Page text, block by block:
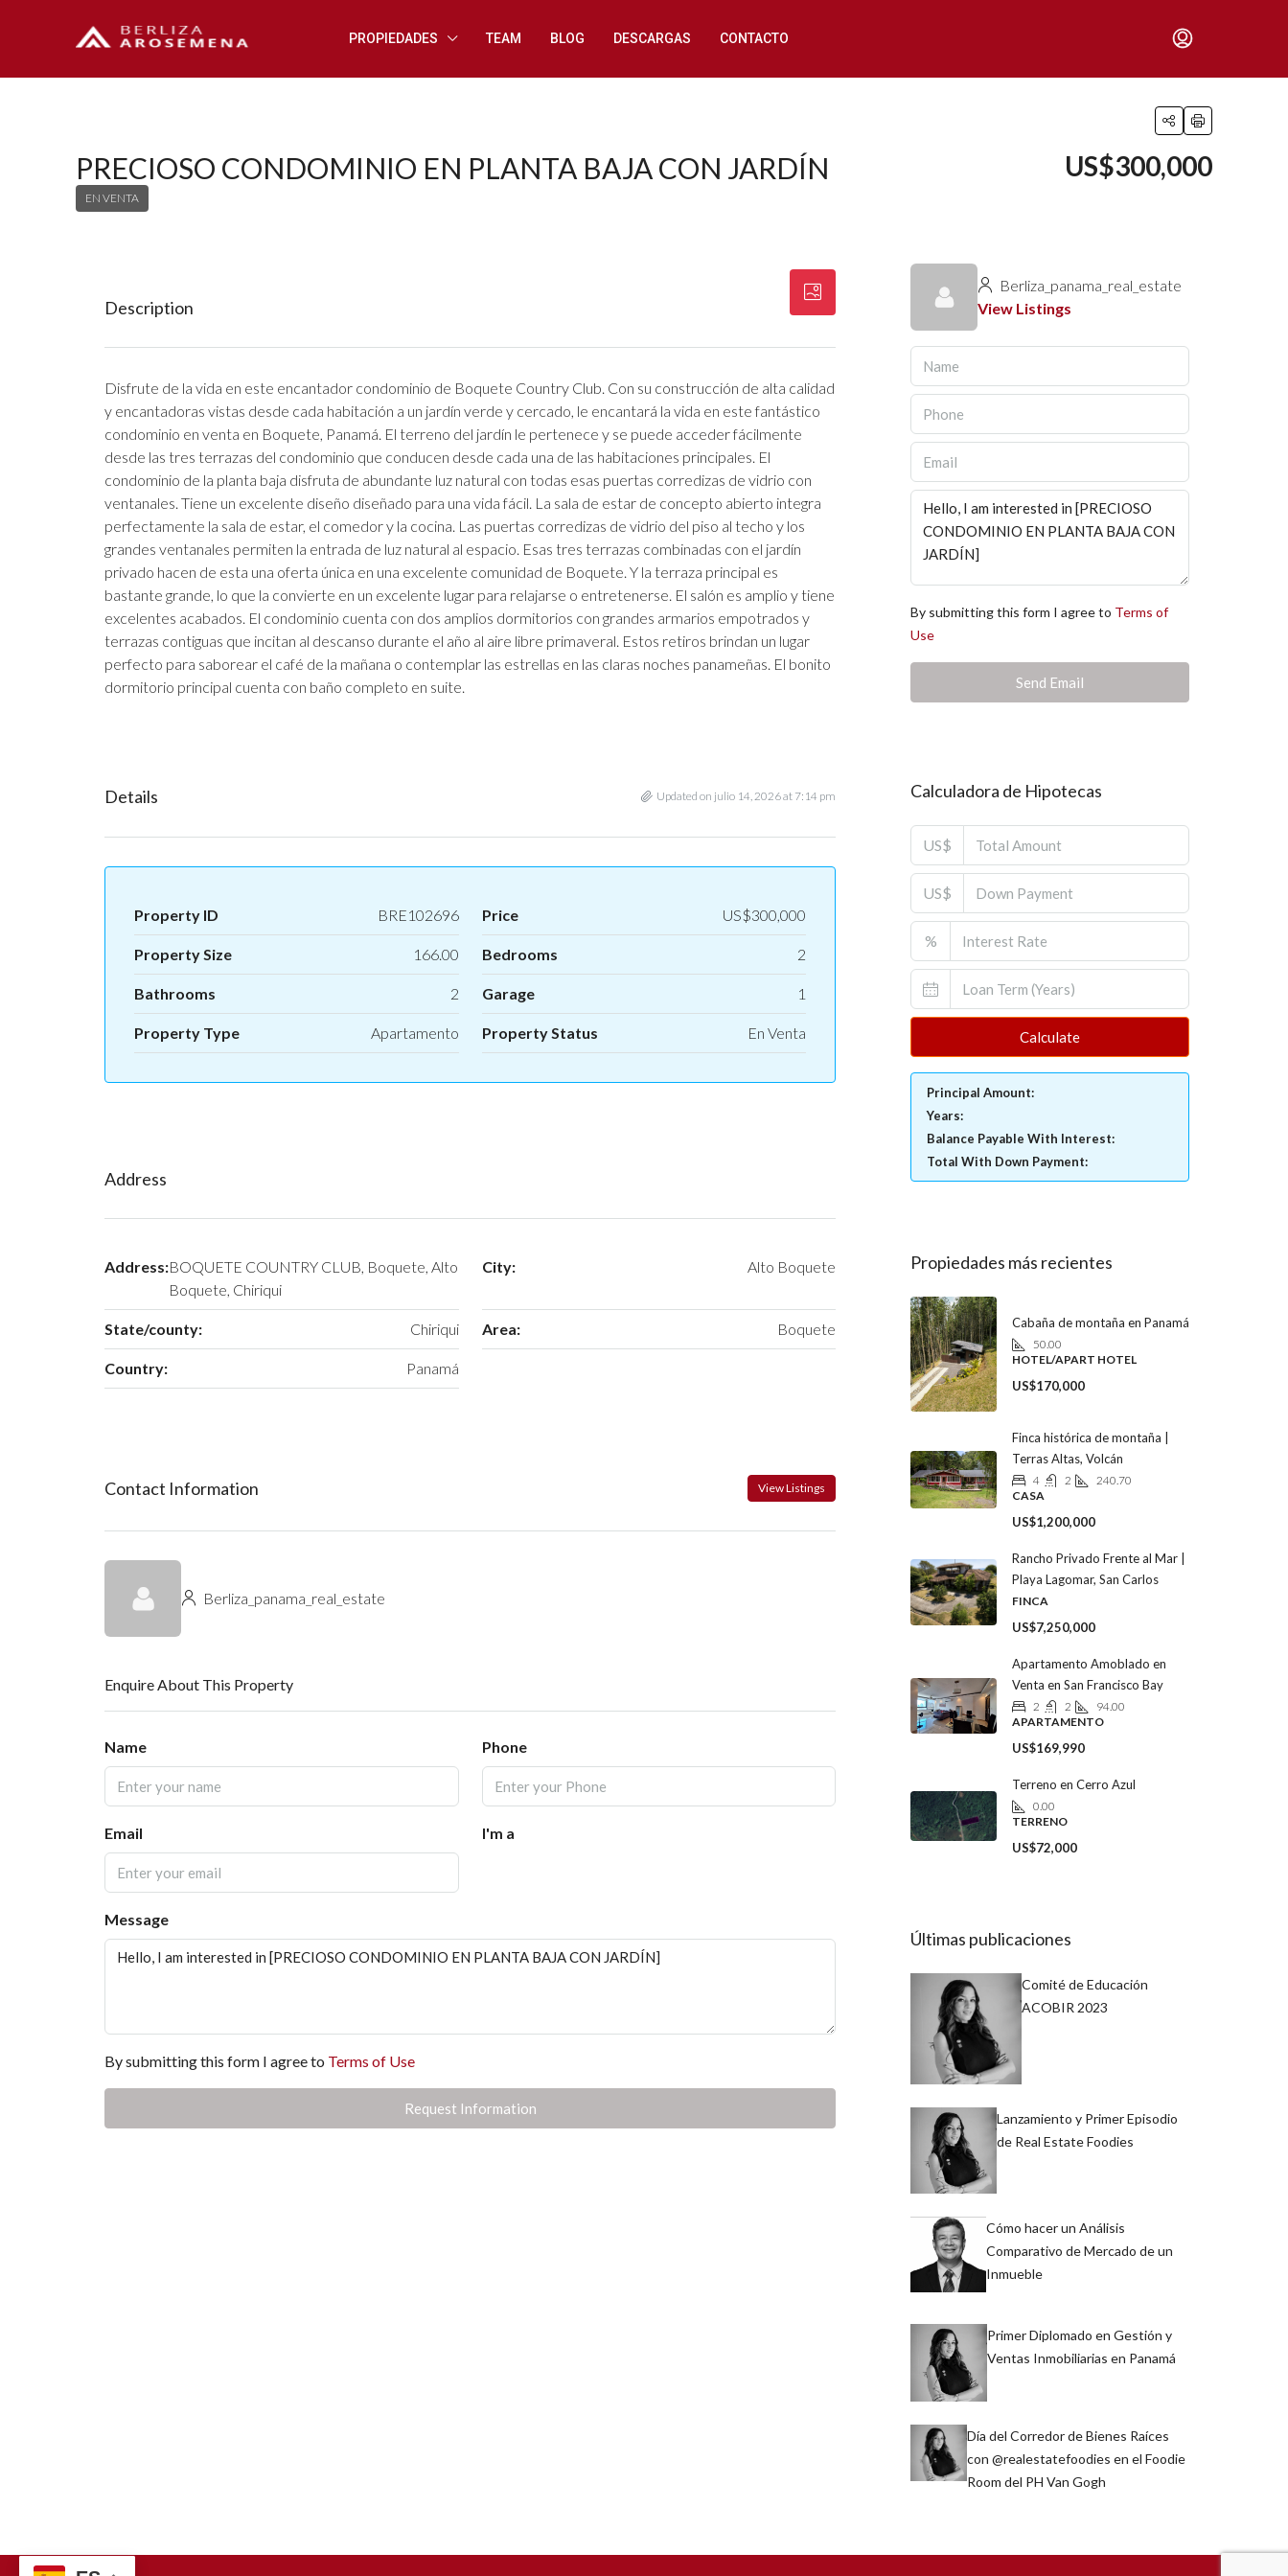
PROPIEDADES TEAM BLOG DESCARGAS CONTACTO
PRECIOSO CONDOMINIO EN PLANTA BAJA CON JARDÍN
EN VENTA
US$300,000
Description
Disfrute de la vida en este encantador condominio de Boquete Country Club. Con su construcción de alta calidad
y encantadoras vistas desde cada habitación a un jardín verde y cercado, le encantará la vida en este fantástico
condominio en venta en Boquete, Panamá. El terreno del jardín le pertenece y se puede acceder fácilmente
desde las tres terrazas del condominio que conducen desde cada una de las habitaciones principales. El
condominio de la planta baja disfruta de abundante luz natural con todas esas puertas corredizas de vidrio con
ventanales. Tiene un excelente diseño diseñado para una vida fácil. La sala de estar de concepto abierto integra
perfectamente la sala de estar, el comedor y la cocina. Las puertas corredizas de vidrio del piso al techo y los
grandes ventanales permiten la entrada de luz natural al espacio. Esas tres terrazas combinadas con el jardín
privado hacen de esta una oferta única en una excelente comunidad de Boquete. Y la terraza principal es
bastante grande, lo que la convierte en un excelente lugar para relajarse o entretenerse. El salón es amplio y tiene
excelentes acabados. El condominio cuenta con dos amplios dormitorios con grandes armarios empotrados y
terrazas contiguas que incitan al descanso durante el año al aire libre primaveral. Estos retiros brindan un lugar
perfecto para saborear el café de la mañana o contemplar las estrellas en las claras noches panameñas. El bonito
dormitorio principal cuenta con baño completo en suite.
Details Updated on julio 14, 2026 at 7:14 pm
Property ID BRE102696 Price US$300,000
Property Size 166.00 Bedrooms 2
Bathrooms 2 Garage 1
Property Type Apartamento Property Status En Venta
Address
Address:BOQUETE COUNTRY CLUB, Boquete, Alto
Boquete, Chiriqui
City: Alto Boquete
State/county: Chiriqui Area: Boquete
Country: Panamá
Contact Information View Listings
Berliza_panama_real_estate
Enquire About This Property
Name Phone
Email I'm a
Message
By submitting this form I agree to Terms of Use
Request Information
Berliza_panama_real_estate
View Listings
By submitting this form I agree to Terms of
Use
Send Email
Calculadora de Hipotecas
US$
US$
%
Calculate
Principal Amount:
Years:
Balance Payable With Interest:
Total With Down Payment:
Propiedades más recientes
Cabaña de montaña en Panamá
50.00
HOTEL/APART HOTEL
US$170,000
Finca histórica de montaña |
Terras Altas, Volcán
4 2
240.70
CASA
US$1,200,000
Rancho Privado Frente al Mar |
Playa Lagomar, San Carlos
FINCA
US$7,250,000
Apartamento Amoblado en
Venta en San Francisco Bay
2 2
94.00
APARTAMENTO
US$169,990
Terreno en Cerro Azul
0.00
TERRENO
US$72,000
Últimas publicaciones
Comité de Educación
ACOBIR 2023
Lanzamiento y Primer Episodio
de Real Estate Foodies
Cómo hacer un Análisis
Comparativo de Mercado de un
Inmueble
Primer Diplomado en Gestión y
Ventas Inmobiliarias en Panamá
Día del Corredor de Bienes Raíces
con @realestatefoodies en el Foodie
Room del PH Van Gogh